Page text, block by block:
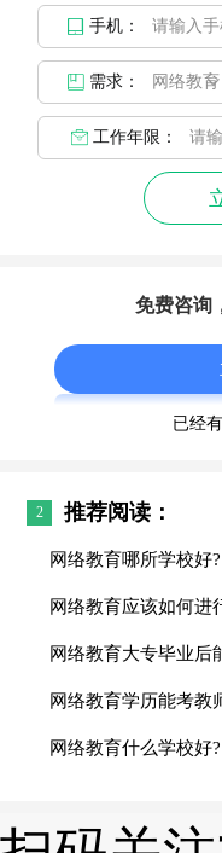
手机：
需求：
工作年限：
免费咨询
已经
2 推荐阅读：
网络教育哪所学校好
网络教育应该如何进
网络教育大专毕业后
网络教育学历能考教
网络教育什么学校好